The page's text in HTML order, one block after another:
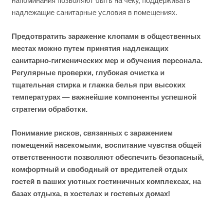
надлежащие санитарные условия в помещениях.
Предотвратить заражение клопами в общественных
местах можно путем принятия надлежащих
санитарно-гигиенических мер и обучения персонала.
Регулярные проверки, глубокая очистка и
тщательная стирка и глажка белья при высоких
температурах — важнейшие компоненты успешной
стратегии обработки.
Понимание рисков, связанных с заражением
помещений насекомыми, воспитание чувства общей
ответственности позволяют обеспечить безопасный,
комфортный и свободный от вредителей отдых
гостей в ваших уютных гостиничных комплексах, на
базах отдыха, в хостелах и гостевых домах!